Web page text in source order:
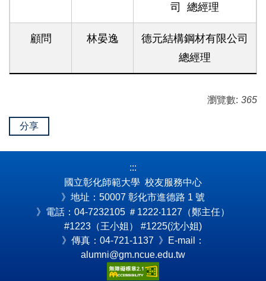
司 總經理
顧問 林晏逸
德元結構鋼材有限公司
總經理
瀏覽數: 365
分享
:::
國立彰化師範大學 校友服務中心
》地址：50007 彰化市進德路 1 號
》電話：04-7232105 ＃1222‧1127（鄭主任）
#1223（王小姐） #1225(沈小姐)
》傳真：04-721-1137 》E-mail：
alumni@gm.ncue.edu.tw